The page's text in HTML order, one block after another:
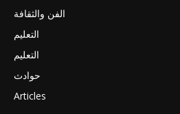
الفن والثقافة
التعليم
التعليم
حوادث
Articles